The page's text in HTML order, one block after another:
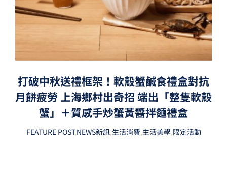
打破中秋送禮框架！軟殼蟹鹹食禮盒對抗
月餅疲勞 上海鄉村出奇招 端出「整隻軟殼
蟹」＋質感手炒蟹黃醬拌麵禮盒
FEATURE POST,NEWS新訊,生活消費,生活美學,限定活動